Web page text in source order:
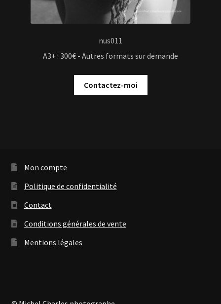
nus011
A3+ : 300€ - Autres formats sur demande
Contactez-moi
Mon compte
Politique de confidentialité
Contact
Conditions générales de vente
Mentions légales